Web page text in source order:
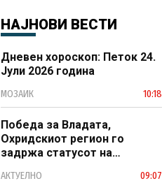
НАЈНОВИ ВЕСТИ
Дневен хороскоп: Петок 24.
Јули 2026 година
МОЗАИК 10:18
Победа за Владата,
Охридскиот регион го
задржа статусот на
наследство
АКТУЕЛНО 09:07